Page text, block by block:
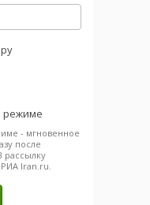
режиме
- мгновенное
после
рассылку
Iran.ru.